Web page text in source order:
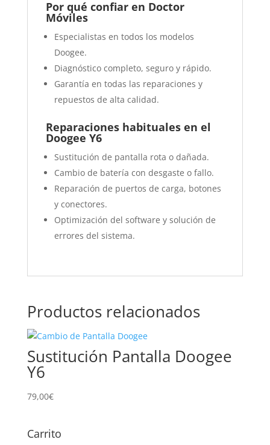
Por qué confiar en Doctor
Móviles
Especialistas en todos los modelos
Doogee.
Diagnóstico completo, seguro y rápido.
Garantía en todas las reparaciones y
repuestos de alta calidad.
Reparaciones habituales en el
Doogee Y6
Sustitución de pantalla rota o dañada.
Cambio de batería con desgaste o fallo.
Reparación de puertos de carga, botones
y conectores.
Optimización del software y solución de
errores del sistema.
Productos relacionados
Sustitución Pantalla Doogee
Y6
79,00€
Carrito